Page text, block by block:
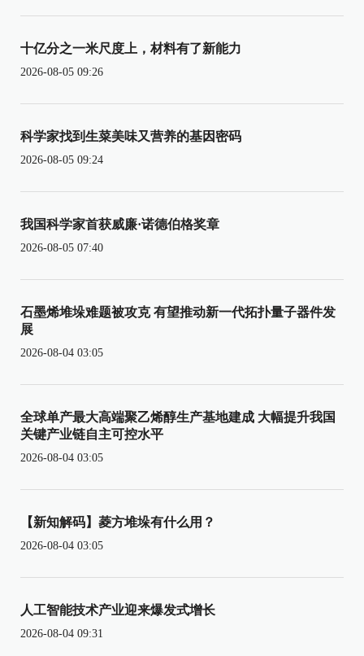
十亿分之一米尺度上，材料有了新能力
2026-08-05 09:26
科学家找到生菜美味又营养的基因密码
2026-08-05 09:24
我国科学家首获威廉·诺德伯格奖章
2026-08-05 07:40
石墨烯堆垛难题被攻克 有望推动新一代拓扑量子器件发
展
2026-08-04 03:05
全球单产最大高端聚乙烯醇生产基地建成 大幅提升我国
关键产业链自主可控水平
2026-08-04 03:05
【新知解码】菱方堆垛有什么用？
2026-08-04 03:05
人工智能技术产业迎来爆发式增长
2026-08-04 09:31